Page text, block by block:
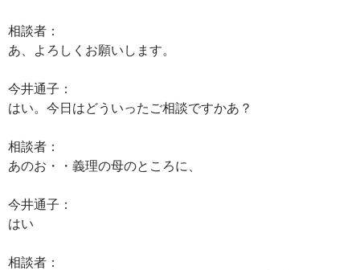
相談者：
あ、よろしくお願いします。
今井通子：
はい。今日はどういったご相談ですかあ？
相談者：
あのお・・義理の母のところに、
今井通子：
はい
相談者：